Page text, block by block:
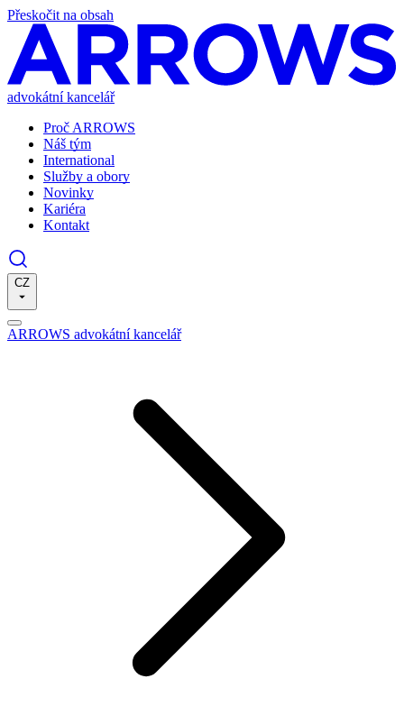
Přeskočit na obsah
advokátní kancelář
Proč ARROWS
Náš tým
International
Služby a obory
Novinky
Kariéra
Kontakt
CZ
ARROWS advokátní kancelář